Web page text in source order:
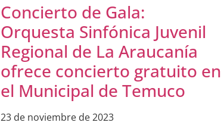
Concierto de Gala:
Orquesta Sinfónica Juvenil
Regional de La Araucanía
ofrece concierto gratuito en
el Municipal de Temuco
23 de noviembre de 2023